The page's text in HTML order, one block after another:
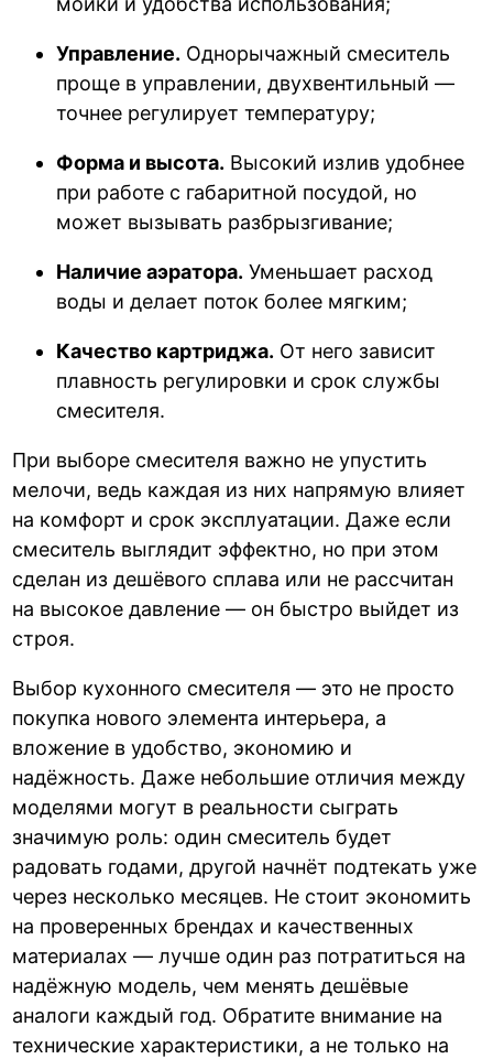
Управление. Однорычажный смеситель
проще в управлении, двухвентильный —
точнее регулирует температуру;
Форма и высота. Высокий излив удобнее
при работе с габаритной посудой, но
может вызывать разбрызгивание;
Наличие аэратора. Уменьшает расход
воды и делает поток более мягким;
Качество картриджа. От него зависит
плавность регулировки и срок службы
смесителя.
При выборе смесителя важно не упустить
мелочи, ведь каждая из них напрямую влияет
на комфорт и срок эксплуатации. Даже если
смеситель выглядит эффектно, но при этом
сделан из дешёвого сплава или не рассчитан
на высокое давление — он быстро выйдет из
строя.
Выбор кухонного смесителя — это не просто
покупка нового элемента интерьера, а
вложение в удобство, экономию и
надёжность. Даже небольшие отличия между
моделями могут в реальности сыграть
значимую роль: один смеситель будет
радовать годами, другой начнёт подтекать уже
через несколько месяцев. Не стоит экономить
на проверенных брендах и качественных
материалах — лучше один раз потратиться на
надёжную модель, чем менять дешёвые
аналоги каждый год. Обратите внимание на
технические характеристики, а не только на